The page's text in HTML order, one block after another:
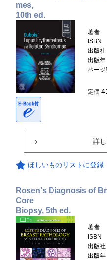
mes,
10th ed.
著者
ISBN
出版社
出版年
ページ
定価
詳
ほしいものリストに登録
Rosen's Diagnosis of
Core
Biopsy, 5th ed.
著者
ISBN
出版社
出版年